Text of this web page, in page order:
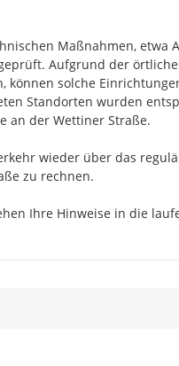
Maßnahmen, etwa
Aufgrund der
solche
Standorten wurden
an der Wettiner Straße.
wieder über das
zu rechnen.
Ihre Hinweise in die